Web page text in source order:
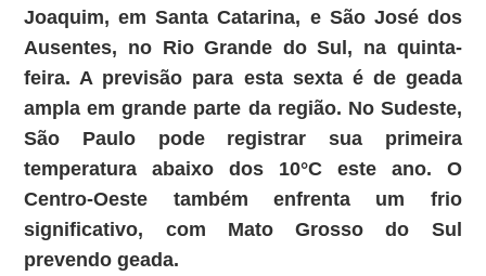
Joaquim, em Santa Catarina, e São José dos
Ausentes, no Rio Grande do Sul, na quinta-
feira. A previsão para esta sexta é de geada
ampla em grande parte da região. No Sudeste,
São Paulo pode registrar sua primeira
temperatura abaixo dos 10°C este ano. O
Centro-Oeste também enfrenta um frio
significativo, com Mato Grosso do Sul
prevendo geada.